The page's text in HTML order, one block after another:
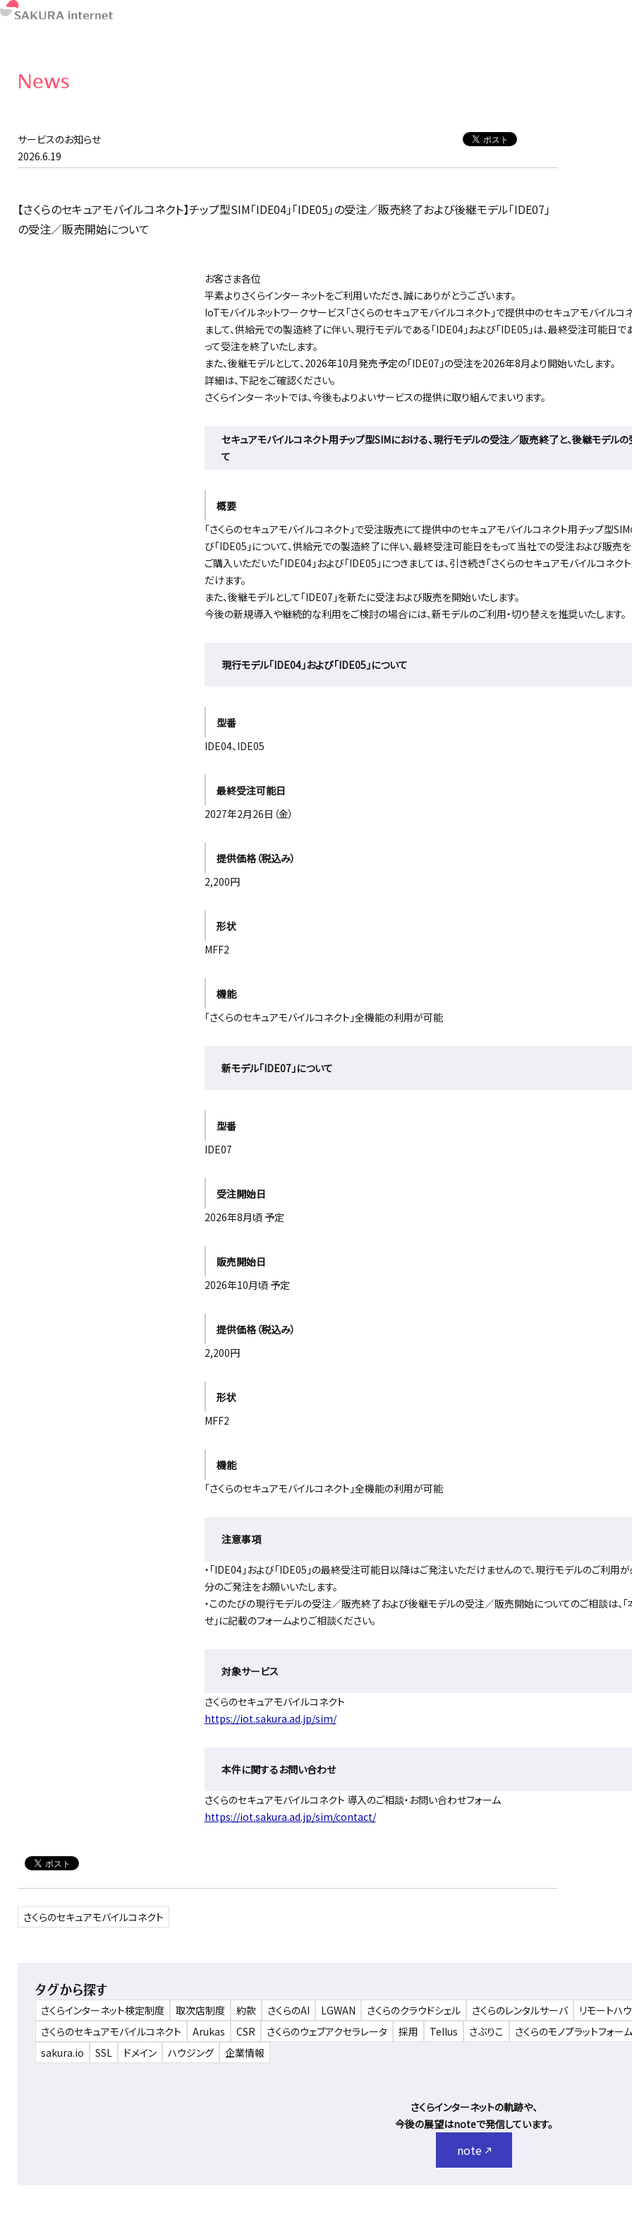
News
サービスのお知らせ
2026.6.19
【さくらのセキュアモバイルコネクト】チップ型SIM「IDE04」「IDE05」の受注／販売終了および後継モデル「IDE07」
の受注／販売開始について
お客さま各位
平素よりさくらインターネットをご利用いただき、誠にありがとうございます。
IoTモバイルネットワークサービス「さくらのセキュアモバイルコネクト」で提供中のセキュアモバイルコ
まして、供給元での製造終了に伴い、現行モデルである「IDE04」および「IDE05」は、最終受注可能日
って受注を終了いたします。
また、後継モデルとして、2026年10月発売予定の「IDE07」の受注を2026年8月より開始いたします。
詳細は、下記をご確認ください。
さくらインターネットでは、今後もよりよいサービスの提供に取り組んでまいります。
セキュアモバイルコネクト用チップ型SIMにおける、現行モデルの受注／販売終了と、後継モデル
て
概要
「さくらのセキュアモバイルコネクト」で受注販売にて提供中のセキュアモバイルコネクト用チップ型
び「IDE05」について、供給元での製造終了に伴い、最終受注可能日をもって当社での受注および販売を
ご購入いただいた「IDE04」および「IDE05」につきましては、引き続き「さくらのセキュアモバイルコネク
だけます。
また、後継モデルとして「IDE07」を新たに受注および販売を開始いたします。
今後の新規導入や継続的な利用をご検討の場合には、新モデルのご利用・切り替えを推奨いたします。
現行モデル「IDE04」および「IDE05」について
型番
IDE04、IDE05
最終受注可能日
2027年2月26日（金）
提供価格（税込み）
2,200円
形状
MFF2
機能
「さくらのセキュアモバイルコネクト」全機能の利用が可能
新モデル「IDE07」について
型番
IDE07
受注開始日
2026年8月頃 予定
販売開始日
2026年10月頃 予定
提供価格（税込み）
2,200円
形状
MFF2
機能
「さくらのセキュアモバイルコネクト」全機能の利用が可能
注意事項
・「IDE04」および「IDE05」の最終受注可能日以降はご発注いただけませんので、現行モデルのご利
分のご発注をお願いいたします。
・このたびの現行モデルの受注／販売終了および後継モデルの受注／販売開始についてのご相談は、
せ」に記載のフォームよりご相談ください。
対象サービス
さくらのセキュアモバイルコネクト
https://iot.sakura.ad.jp/sim/
本件に関するお問い合わせ
さくらのセキュアモバイルコネクト 導入のご相談・お問い合わせフォーム
https://iot.sakura.ad.jp/sim/contact/
さくらのセキュアモバイルコネクト
タグから探す
さくらインターネット検定制度 取次店制度 約款 さくらのAI LGWAN さくらのクラウドシェル さくらのレンタルサーバ リモートハ
さくらのセキュアモバイルコネクト
Arukas CSR さくらのウェブアクセラレータ 採用 Tellus さぶりこ さくらのモノプラットフォーム
sakura.io
SSL ドメイン ハウジング 企業情報
さくらインターネットの軌跡や、
今後の展望はnoteで発信しています。
note